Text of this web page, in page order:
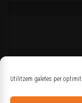
Utilitzem galetes per